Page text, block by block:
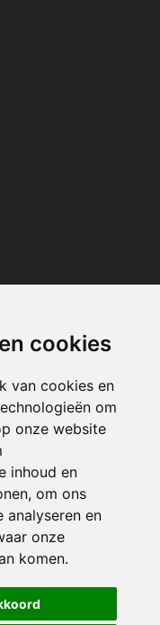
cookies
van cookies en
om
onze website
inhoud en
om ons
analyseren en
onze
komen.